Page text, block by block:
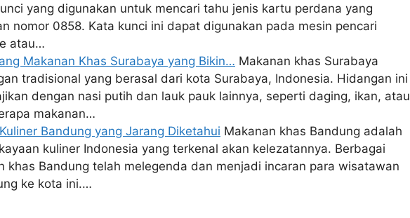
yang digunakan untuk mencari tahu jenis kartu perdana yang
nomor 0858. Kata kunci ini dapat digunakan pada mesin pencari
atau…
Makanan Khas Surabaya yang Bikin… Makanan khas Surabaya
tradisional yang berasal dari kota Surabaya, Indonesia. Hidangan ini
dengan nasi putih dan lauk pauk lainnya, seperti daging, ikan, atau
makanan…
Bandung yang Jarang Diketahui Makanan khas Bandung adalah
kuliner Indonesia yang terkenal akan kelezatannya. Berbagai
khas Bandung telah melegenda dan menjadi incaran para wisatawan
ke kota ini.…